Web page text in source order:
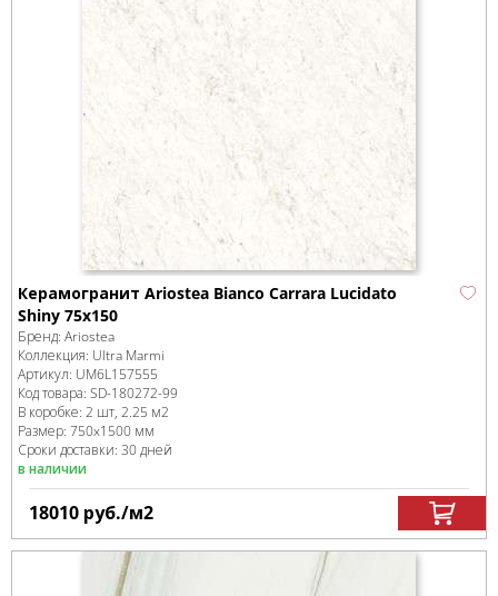
Керамогранит Ariostea Bianco Carrara Lucidato
Shiny 75x150
Бренд: Ariostea
Коллекция: Ultra Marmi
Артикул: UM6L157555
Код товара: SD-180272-99
В коробке: 2 шт, 2.25 м2
Размер: 750x1500 мм
Сроки доставки: 30 дней
в наличии
18010 руб./м2